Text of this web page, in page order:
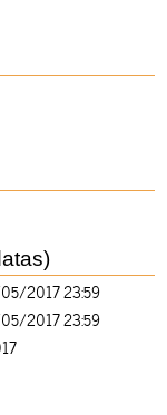
2017 23:59
2017 23:59